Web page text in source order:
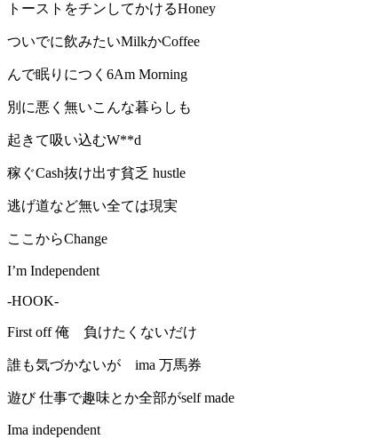
トーストをチンしてかけるHoney
ついでに飲みたいMilkかCoffee
んで眠りにつく6Am Morning
別に悪く無いこんな暮らしも
起きて吸い込むW**d
稼ぐCash抜け出す貧乏 hustle
逃げ道など無い全ては現実
ここからChange
I’m Independent
-HOOK-
First off 俺 負けたくないだけ
誰も気づかないが ima 万馬券
遊び 仕事で趣味とか全部がself made
Ima independent